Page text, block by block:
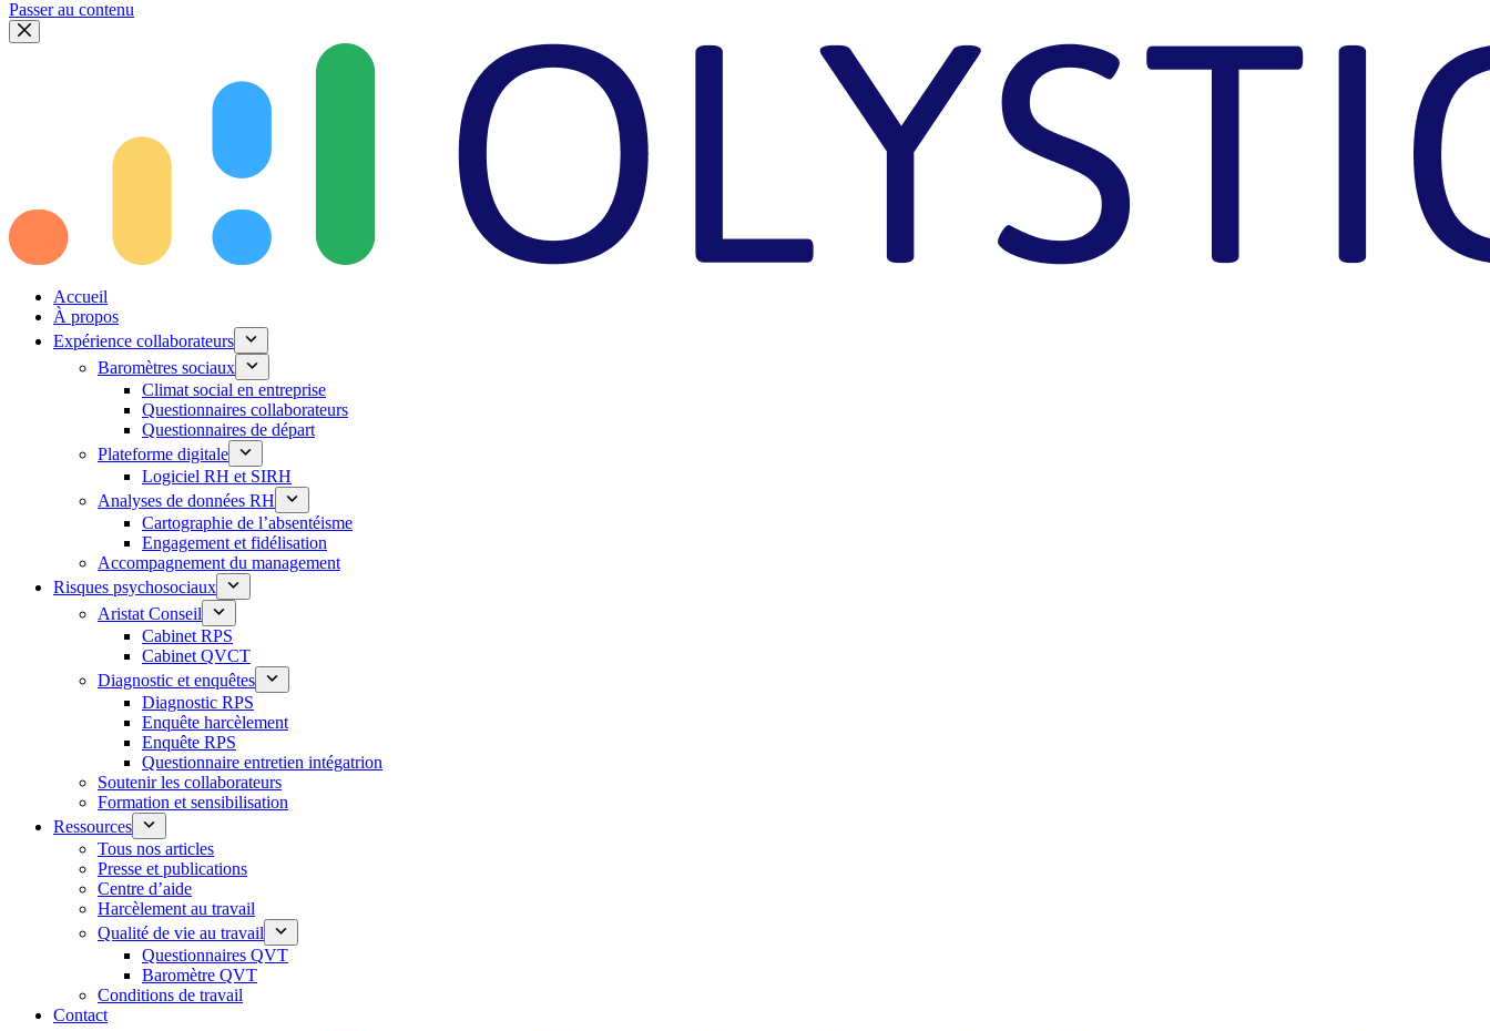
Passer au contenu
Accueil
À propos
Expérience collaborateurs
Baromètres sociaux
Climat social en entreprise
Questionnaires collaborateurs
Questionnaires de départ
Plateforme digitale
Logiciel RH et SIRH
Analyses de données RH
Cartographie de l’absentéisme
Engagement et fidélisation
Accompagnement du management
Risques psychosociaux
Aristat Conseil
Cabinet RPS
Cabinet QVCT
Diagnostic et enquêtes
Diagnostic RPS
Enquête harcèlement
Enquête RPS
Questionnaire entretien intégatrion
Soutenir les collaborateurs
Formation et sensibilisation
Ressources
Tous nos articles
Presse et publications
Centre d’aide
Harcèlement au travail
Qualité de vie au travail
Questionnaires QVT
Baromètre QVT
Conditions de travail
Contact